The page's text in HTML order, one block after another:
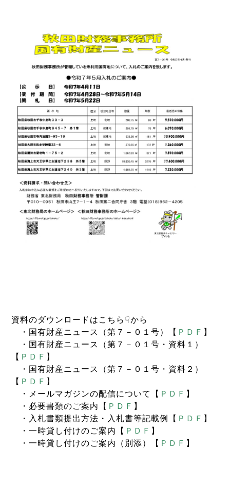
資料のダウンロードはこちら☟から
・国有財産ニュース（第７－０１号）【 ＰＤＦ 】
・国有財産ニュース（第７－０１号・資料１）
【 ＰＤＦ 】
・国有財産ニュース（第７－０１号・資料２）
【 ＰＤＦ 】
・メールマガジンの配信について【 ＰＤＦ 】
・必要書類のご案内【 ＰＤＦ 】
・入札書類提出方法・入札書等記載例【 ＰＤＦ 】
・一時貸し付けのご案内【 ＰＤＦ 】
・一時貸し付けのご案内（別添）【 ＰＤＦ 】